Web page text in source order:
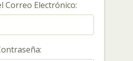
Correo Electrónico: